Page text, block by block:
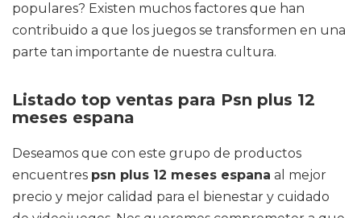
populares? Existen muchos factores que han
contribuido a que los juegos se transformen en una
parte tan importante de nuestra cultura.
Listado top ventas para Psn plus 12
meses espana
Deseamos que con este grupo de productos
encuentres psn plus 12 meses espana al mejor
precio y mejor calidad para el bienestar y cuidado